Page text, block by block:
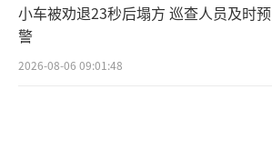
小车被劝退23秒后塌方 巡查人员及时预
警
2026-08-06 09:01:48